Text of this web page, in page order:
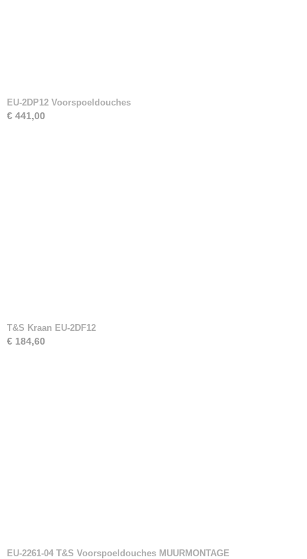
EU-2DP12 Voorspoeldouches
€ 441,00
T&S Kraan EU-2DF12
€ 184,60
EU-2261-04 T&S Voorspoeldouches MUURMONTAGE